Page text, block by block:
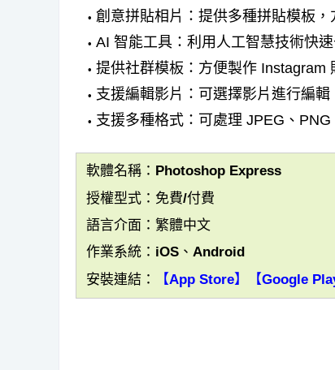
創意拼貼相片：提供多種拼貼模板
AI 智能工具：利用人工智慧技術快
提供社群模板：方便製作 Instagram
支援編輯影片：可選擇影片進行編輯
支援多種格式：可處理 JPEG、PNG
軟體名稱：Photoshop Express
授權型式：免費/付費
語言介面：繁體中文
作業系統：iOS、Android
安裝連結：
【App Store】 【Google